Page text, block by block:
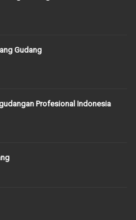
Gudang
Profesional Indonesia